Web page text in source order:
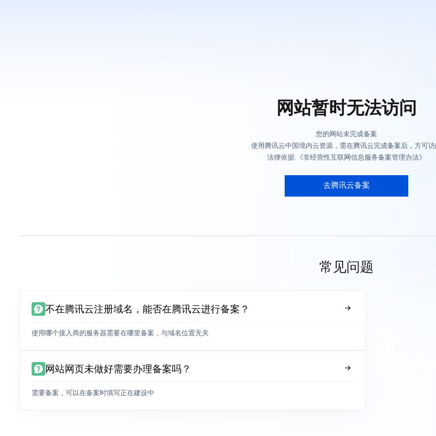
网站暂时无法访问
您的网站未完成备案
使用腾讯云中国境内云资源，需在腾讯云完成备案后，方可
法律依据:《非经营性互联网信息服务备案管理办法》
去腾讯云备案
常见问题
不在腾讯云注册域名，能否在腾讯云进行备案？
使用哪个接入商的服务器需要在哪里备案，与域名位置无关
网站网页未做好需要办理备案吗？
需要备案，可以在备案时填写正在建设中